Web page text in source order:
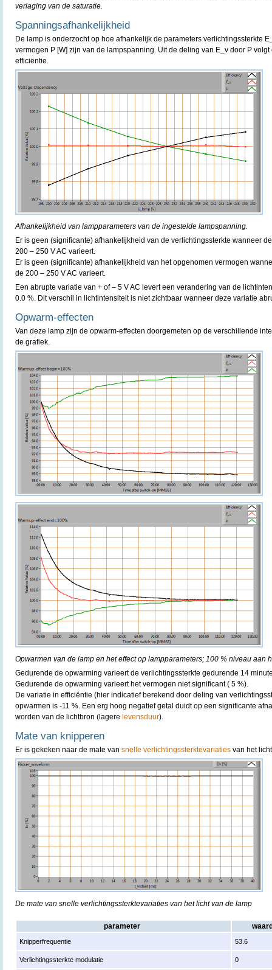
verlaging van de saturatie.
Spanningsafhankelijkheid
De lamp is onderzocht op hoe afhankelijk de parameters verlichtingssterkte
vermogen P [W] zijn van de lampspanning. Uit de deling van E_v door P
efficiëntie.
Afhankelijkheid van lampparameters van de ingestelde lampspanning.
Er is geen (significante) afhankelijkheid van de verlichtingssterkte wanneer
200 – 250 V AC varieert.
Er is geen (significante) afhankelijkheid van het opgenomen vermogen
de 200 – 250 V AC varieert.
Een abrupte variatie van + of – 5 V AC levert een verandering van de
0.0 %. Dit verschil in lichtintensiteit is niet zichtbaar wanneer deze variatie
Opwarm-effecten
Van deze lamp zijn de opwarm-effecten doorgemeten op de verschillende
de grafiek.
Opwarmen van de lamp en het effect op lampparameters; 100 % niveau aan
Gedurende de opwarming varieert de verlichtingssterkte gedurende 14
Gedurende de opwarming varieert het vermogen niet significant ( 5 %).
De variatie in efficiëntie (hier indicatief berekend door deling van
opwarmen is -11 %. Een erg hoog negatief getal duidt op een significante
worden van de lichtbron (lagere levensduur).
Mate van knipperen
Er is gekeken naar de mate van snelle verlichtingssterktevariaties van het
De mate van snelle verlichtingssterktevariaties van het licht van de lamp
parameter
Knipperfrequentie 53.6
Verlichtingssterkte modulatie 0